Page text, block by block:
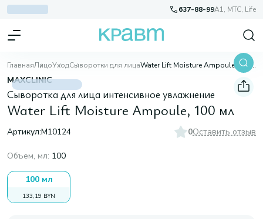
637-88-99A1, МТС, Life
ГлавнаяЛицоУходСыворотки для лица Water Lift Moisture Ampoule, 100 мл
MAXCLINIC
Сыворотка для лица интенсивное увлажнение
Water Lift Moisture Ampoule, 100 мл
Артикул:M10124 0Оставить отзыв
Объем, мл: 100
100 мл
133,19 BYN